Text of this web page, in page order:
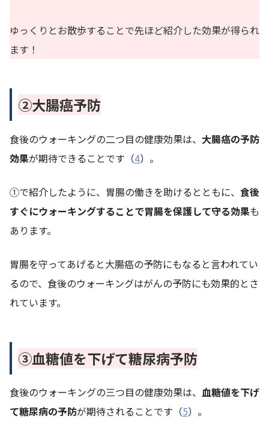
ゆっくりとお散歩することで先ほど紹介した効果が得られ
ます！
②大腸癌予防
食後のウォーキングの二つ目の健康効果は、 大腸癌の予防
効果が期待できることです（4）。
①で紹介したように、胃腸の働きを助けるとともに、 食後
すぐにウォーキングすることで胃腸を保護して守る効果も
あります。
胃腸を守ってあげると大腸癌の予防にもなると言われてい
るので、食後のウォーキングはがんの予防にも効果的とさ
れています。
③血糖値を下げて糖尿病予防
食後のウォーキングの三つ目の健康効果は、 血糖値を下げ
て糖尿病の予防が期待されることです（5）。